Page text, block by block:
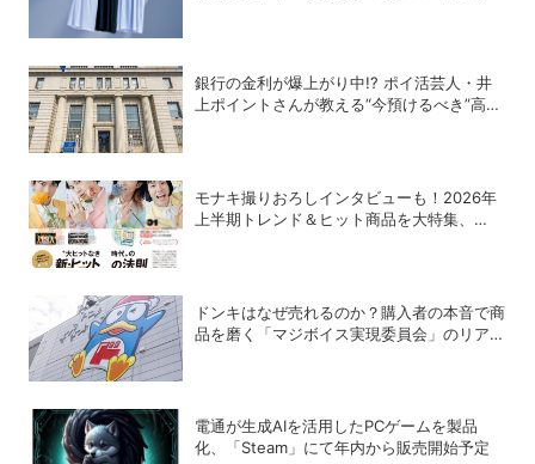
銀行の金利が爆上がり中!? ポイ活芸人・井
上ポイントさんが教える“今預けるべき”高金
モナキ撮りおろしインタビューも！2026年
上半期トレンド＆ヒット商品を大特集、
ドンキはなぜ売れるのか？購入者の本音で商
品を磨く「マジボイス実現委員会」のリアル
電通が生成AIを活用したPCゲームを製品
化、「Steam」にて年内から販売開始予定